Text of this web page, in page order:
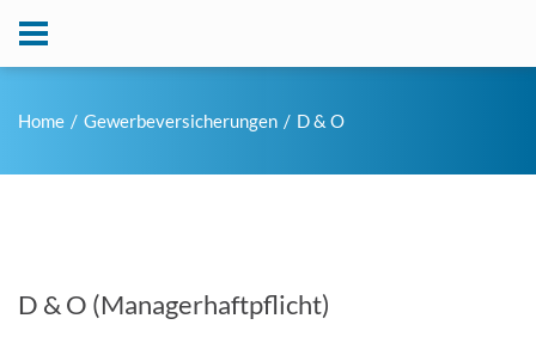
Home Gewerbeversicherungen D & O
D & O (Managerhaftpflicht)